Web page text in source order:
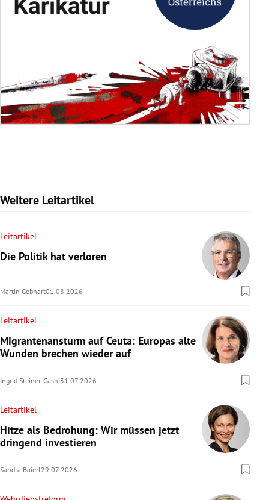
Weitere Leitartikel
Leitartikel
Die Politik hat verloren
Martin Gebhart01.08.2026
Leitartikel
Migrantenansturm auf Ceuta: Europas alte
Wunden brechen wieder auf
Ingrid Steiner-Gashi31.07.2026
Leitartikel
Hitze als Bedrohung: Wir müssen jetzt
dringend investieren
Sandra Baierl 29.07.2026